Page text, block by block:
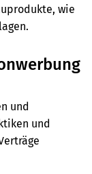
wie
und
und